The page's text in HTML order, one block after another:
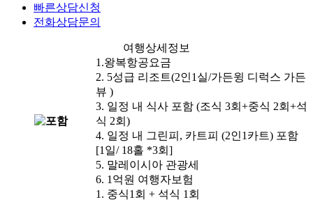
빠른상담신청
전화상담문의
여행상세정보
1.왕복항공요금
2. 5성급 리조트(2인1실/가든윙 디럭스 가든
뷰 )
3. 일정 내 식사 포함 (조식 3회+중식 2회+석
식 2회)
4. 일정 내 그린피, 카트피 (2인1카트) 포함
[1일/ 18홀 *3회]
5. 말레이시아 관광세
6. 1억원 여행자보험
1. 중식1회 + 석식 1회